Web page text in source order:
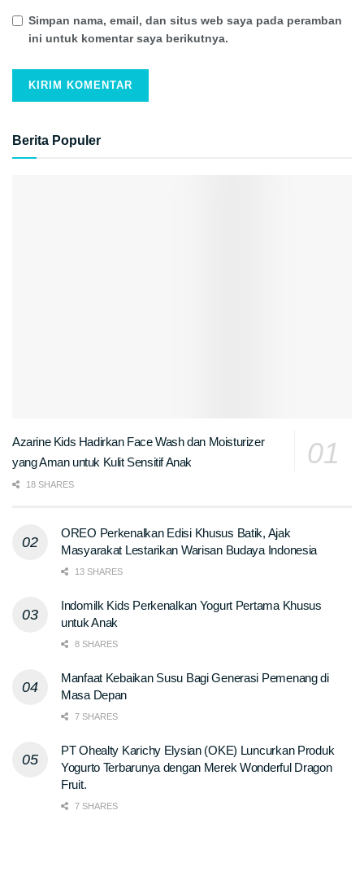
Simpan nama, email, dan situs web saya pada peramban
ini untuk komentar saya berikutnya.
Berita Populer
Azarine Kids Hadirkan Face Wash dan Moisturizer
yang Aman untuk Kulit Sensitif Anak
18 SHARES
OREO Perkenalkan Edisi Khusus Batik, Ajak
Masyarakat Lestarikan Warisan Budaya Indonesia
13 SHARES
Indomilk Kids Perkenalkan Yogurt Pertama Khusus
untuk Anak
8 SHARES
Manfaat Kebaikan Susu Bagi Generasi Pemenang di
Masa Depan
7 SHARES
PT Ohealty Karichy Elysian (OKE) Luncurkan Produk
Yogurto Terbarunya dengan Merek Wonderful Dragon
Fruit.
7 SHARES